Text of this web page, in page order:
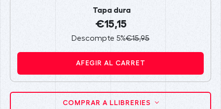
Tapa dura
€15,15
Descompte 5%€15,95
AFEGIR AL CARRET
COMPRAR A LLIBRERIES